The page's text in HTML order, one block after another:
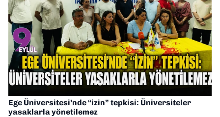
Ege Üniversitesi’nde “izin” tepkisi: Üniversiteler
yasaklarla yönetilemez